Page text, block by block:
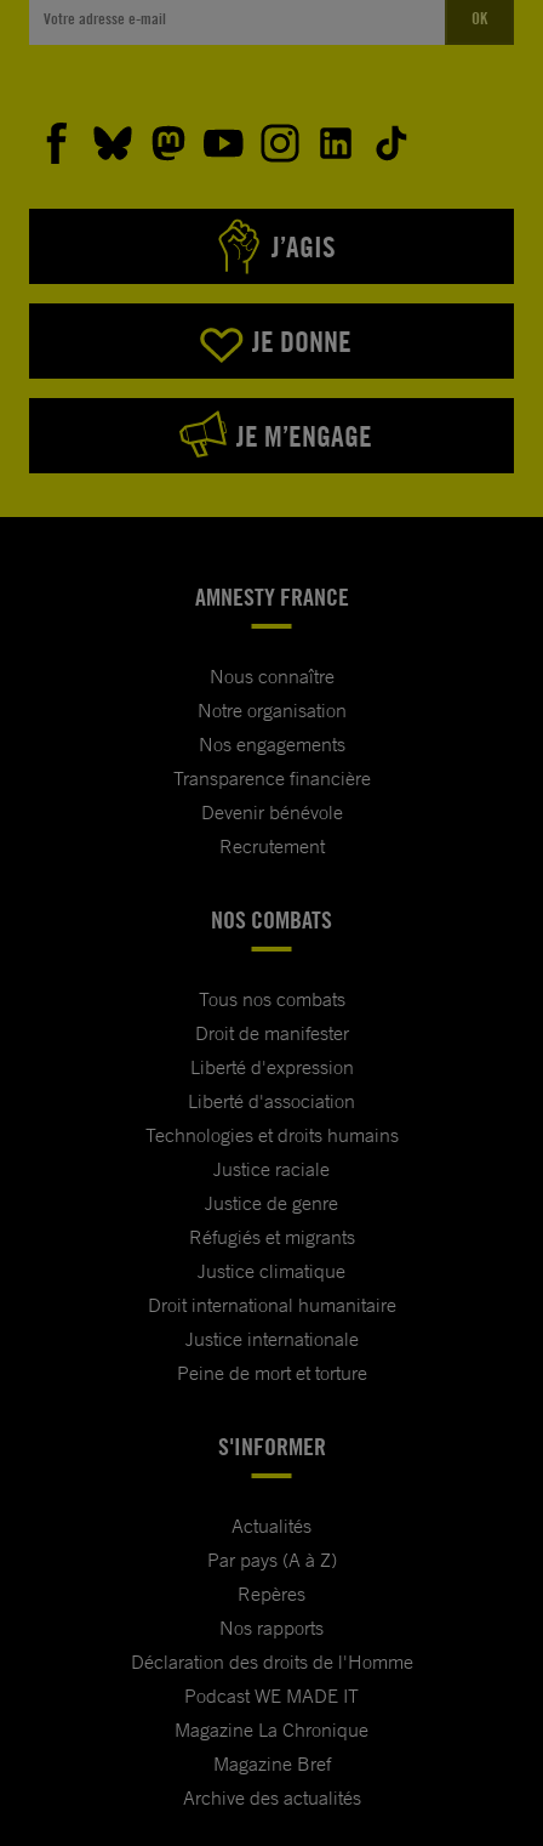
OK
J’AGIS
JE DONNE
JE M’ENGAGE
AMNESTY FRANCE
Nous connaître
Notre organisation
Nos engagements
Transparence financière
Devenir bénévole
Recrutement
NOS COMBATS
Tous nos combats
Droit de manifester
Liberté d'expression
Liberté d'association
Technologies et droits humains
Justice raciale
Justice de genre
Réfugiés et migrants
Justice climatique
Droit international humanitaire
Justice internationale
Peine de mort et torture
S'INFORMER
Actualités
Par pays (A à Z)
Repères
Nos rapports
Déclaration des droits de l'Homme
Podcast WE MADE IT
Magazine La Chronique
Magazine Bref
Archive des actualités